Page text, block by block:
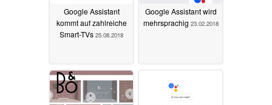
Google Assistant
kommt auf zahlreiche
Smart-TVs 25.08.2018
Google Assistant wird
mehrsprachig 23.02.2018